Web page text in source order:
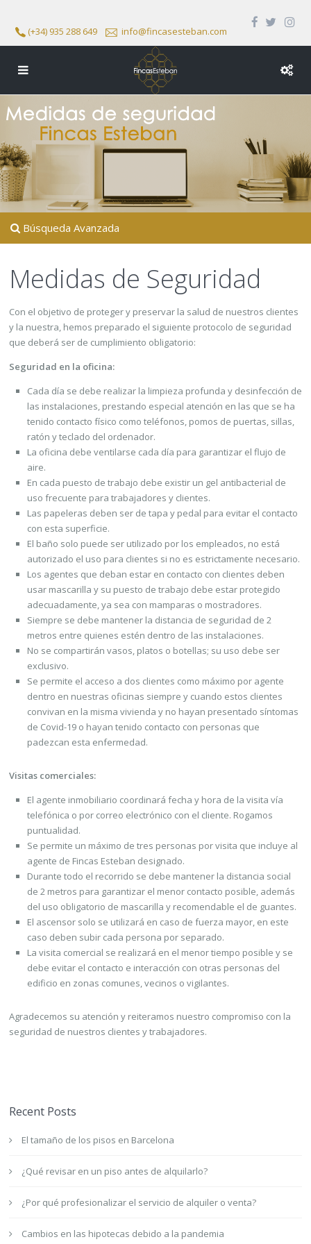
(+34) 935 288 649 info@fincasesteban.com
Búsqueda Avanzada
Medidas de Seguridad
Con el objetivo de proteger y preservar la salud de nuestros clientes
y la nuestra, hemos preparado el siguiente protocolo de seguridad
que deberá ser de cumplimiento obligatorio:
Seguridad en la oficina:
Cada día se debe realizar la limpieza profunda y desinfección de
las instalaciones, prestando especial atención en las que se ha
tenido contacto físico como teléfonos, pomos de puertas, sillas,
ratón y teclado del ordenador.
La oficina debe ventilarse cada día para garantizar el flujo de
aire.
En cada puesto de trabajo debe existir un gel antibacterial de
uso frecuente para trabajadores y clientes.
Las papeleras deben ser de tapa y pedal para evitar el contacto
con esta superficie.
El baño solo puede ser utilizado por los empleados, no está
autorizado el uso para clientes si no es estrictamente necesario.
Los agentes que deban estar en contacto con clientes deben
usar mascarilla y su puesto de trabajo debe estar protegido
adecuadamente, ya sea con mamparas o mostradores.
Siempre se debe mantener la distancia de seguridad de 2
metros entre quienes estén dentro de las instalaciones.
No se compartirán vasos, platos o botellas; su uso debe ser
exclusivo.
Se permite el acceso a dos clientes como máximo por agente
dentro en nuestras oficinas siempre y cuando estos clientes
convivan en la misma vivienda y no hayan presentado síntomas
de Covid-19 o hayan tenido contacto con personas que
padezcan esta enfermedad.
Visitas comerciales:
El agente inmobiliario coordinará fecha y hora de la visita vía
telefónica o por correo electrónico con el cliente. Rogamos
puntualidad.
Se permite un máximo de tres personas por visita que incluye al
agente de Fincas Esteban designado.
Durante todo el recorrido se debe mantener la distancia social
de 2 metros para garantizar el menor contacto posible, además
del uso obligatorio de mascarilla y recomendable el de guantes.
El ascensor solo se utilizará en caso de fuerza mayor, en este
caso deben subir cada persona por separado.
La visita comercial se realizará en el menor tiempo posible y se
debe evitar el contacto e interacción con otras personas del
edificio en zonas comunes, vecinos o vigilantes.
Agradecemos su atención y reiteramos nuestro compromiso con la
seguridad de nuestros clientes y trabajadores.
Recent Posts
El tamaño de los pisos en Barcelona
¿Qué revisar en un piso antes de alquilarlo?
¿Por qué profesionalizar el servicio de alquiler o venta?
Cambios en las hipotecas debido a la pandemia